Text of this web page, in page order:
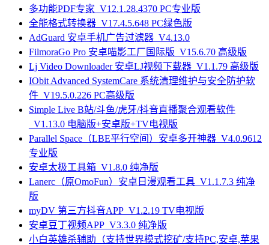
多功能PDF专家_V12.1.28.4370 PC专业版
全能格式转换器_V17.4.5.648 PC绿色版
AdGuard 安卓手机广告过滤器_V4.13.0
FilmoraGo Pro 安卓喵影工厂国际版_V15.6.70 高级版
Lj Video Downloader 安卓LJ视频下载器_V1.1.79 高级版
IObit Advanced SystemCare 系统清理维护与安全防护软
件_V19.5.0.226 PC高级版
Simple Live B站/斗鱼/虎牙/抖音直播聚合观看软件
_V1.13.0 电脑版+安卓版+TV电视版
Parallel Space（LBE平行空间）安卓多开神器_V4.0.9612
专业版
安卓太极工具箱_V1.8.0 纯净版
Lanerc（原OmoFun）安卓日漫观看工具_V1.1.7.3 纯净
版
myDV 第三方抖音APP_V1.2.19 TV电视版
安卓豆丁视频APP_V3.3.0 纯净版
小白英雄杀辅助（支持世界模式挖矿/支持PC,安卓,苹果